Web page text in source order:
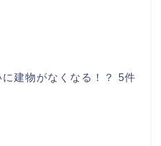
建物がなくなる！？ 5件